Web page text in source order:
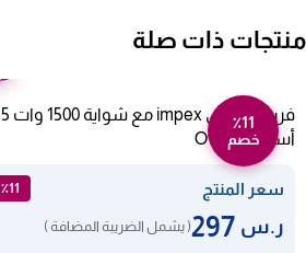
منتجات ذات صلة
٪11
خصمأسود Ov 2901
سعر المنتج ٪11 خصم
ر.س ( يشمل الضريبة المضافة )